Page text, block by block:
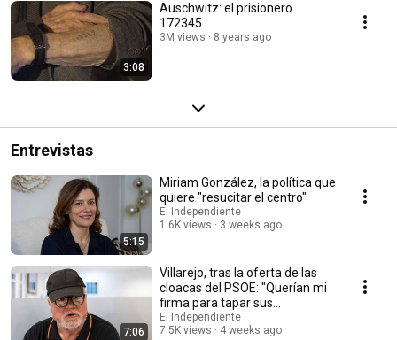
3:08
Auschwitz: el prisionero
172345
3M views 8 years ago
Entrevistas
5:15
Miriam González, la política que
quiere "resucitar el centro"
El Independiente
1.6K views
3 weeks ago
7:06
Villarejo, tras la oferta de las
cloacas del PSOE: "Querían mi
firma para tapar sus
escándalos"
El Independiente
7.5K views
4 weeks ago